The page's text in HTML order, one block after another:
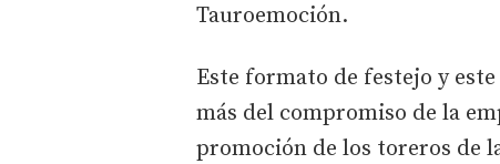
Tauroemoción.
Este formato de festejo y este
más del compromiso de la
promoción de los toreros de